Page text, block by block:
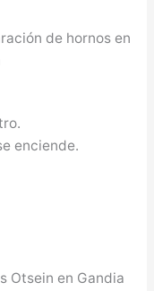
enciende.
Otsein en Gandia